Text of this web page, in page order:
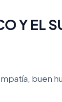
Y EL
buen